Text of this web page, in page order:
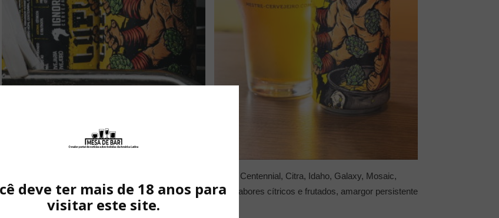
criada com doses cavalares de lúpulos (Cascade Cryo Hops, Centennial, Citra, Idaho, Galaxy, Mosaic,
dentro do perfil das clássicas, dourada, com aromas e sabores cítricos e frutados, amargor persistente
deve ter mais de 18 anos para
visitar este site.